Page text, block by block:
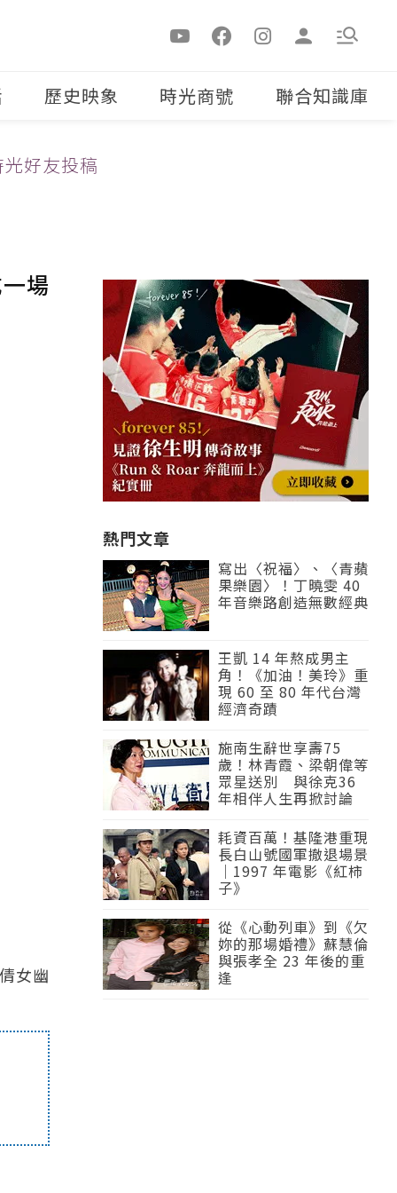
歷史映象 時光商號 聯合知識庫
光好友投稿
場
倩女幽
熱門文章
寫出〈祝福〉、〈青蘋
果樂園〉！丁曉雯 40
年音樂路創造無數經典
王凱 14 年熬成男主
角！《加油！美玲》重
現 60 至 80 年代台灣
經濟奇蹟
施南生辭世享壽75
歲！林青霞、梁朝偉等
眾星送別 與徐克36
年相伴人生再掀討論
耗資百萬！基隆港重現
長白山號國軍撤退場景
｜1997 年電影《紅柿
子》
從《心動列車》到《欠
妳的那場婚禮》蘇慧倫
與張孝全 23 年後的重
逢